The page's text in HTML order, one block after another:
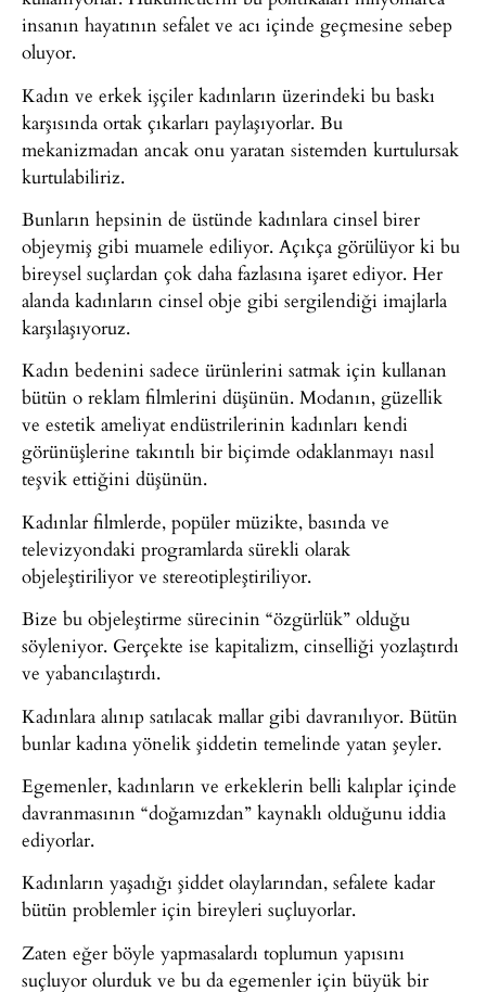
insanın hayatının sefalet ve acı içinde geçmesine sebep
oluyor.
Kadın ve erkek işçiler kadınların üzerindeki bu baskı
karşısında ortak çıkarları paylaşıyorlar. Bu
mekanizmadan ancak onu yaratan sistemden kurtulursak
kurtulabiliriz.
Bunların hepsinin de üstünde kadınlara cinsel birer
objeymiş gibi muamele ediliyor. Açıkça görülüyor ki bu
bireysel suçlardan çok daha fazlasına işaret ediyor. Her
alanda kadınların cinsel obje gibi sergilendiği imajlarla
karşılaşıyoruz.
Kadın bedenini sadece ürünlerini satmak için kullanan
bütün o reklam filmlerini düşünün. Modanın, güzellik
ve estetik ameliyat endüstrilerinin kadınları kendi
görünüşlerine takıntılı bir biçimde odaklanmayı nasıl
teşvik ettiğini düşünün.
Kadınlar filmlerde, popüler müzikte, basında ve
televizyondaki programlarda sürekli olarak
objeleştiriliyor ve stereotipleştiriliyor.
Bize bu objeleştirme sürecinin “özgürlük” olduğu
söyleniyor. Gerçekte ise kapitalizm, cinselliği yozlaştırdı
ve yabancılaştırdı.
Kadınlara alınıp satılacak mallar gibi davranılıyor. Bütün
bunlar kadına yönelik şiddetin temelinde yatan şeyler.
Egemenler, kadınların ve erkeklerin belli kalıplar içinde
davranmasının “doğamızdan” kaynaklı olduğunu iddia
ediyorlar.
Kadınların yaşadığı şiddet olaylarından, sefalete kadar
bütün problemler için bireyleri suçluyorlar.
Zaten eğer böyle yapmasalardı toplumun yapısını
suçluyor olurduk ve bu da egemenler için büyük bir